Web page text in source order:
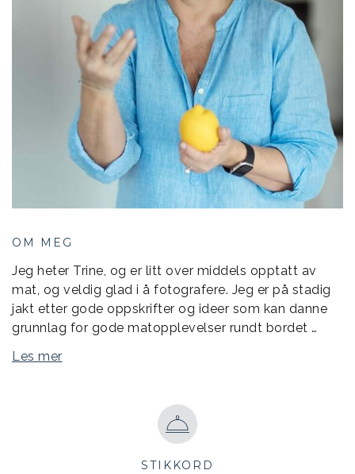
OM MEG
Jeg heter Trine, og er litt over middels opptatt av
mat, og veldig glad i å fotografere. Jeg er på stadig
jakt etter gode oppskrifter og ideer som kan danne
grunnlag for gode matopplevelser rundt bordet …
Les mer
STIKKORD